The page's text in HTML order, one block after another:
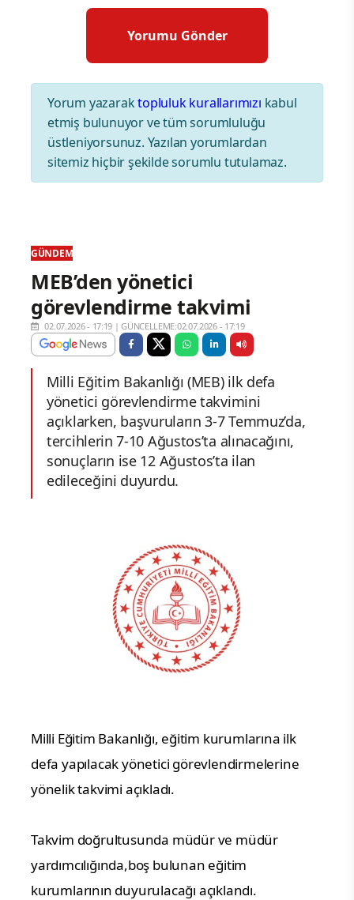
Yorum yazaraktopluluk kurallarımızı kabul
etmiş bulunuyor ve tüm sorumluluğu
üstleniyorsunuz. Yazılan yorumlardan
sitemiz hiçbir şekilde sorumlu tutulamaz.
GÜNDEM
MEB’den yönetici
görevlendirme takvimi
02.07.2026 - 17:19 |GÜNCELLEME:02.07.2026 - 17:19
Milli Eğitim Bakanlığı (MEB) ilk defa
yönetici görevlendirme takvimini
açıklarken, başvuruların 3-7 Temmuz’da,
tercihlerin 7-10 Ağustos’ta alınacağını,
sonuçların ise 12 Ağustos’ta ilan
edileceğini duyurdu.
Milli Eğitim Bakanlığı, eğitim kurumlarına ilk
defa yapılacak yönetici görevlendirmelerine
yönelik takvimi açıkladı.
Takvim doğrultusunda müdür ve müdür
yardımcılığında,boş bulunan eğitim
kurumlarının duyurulacağı açıklandı.